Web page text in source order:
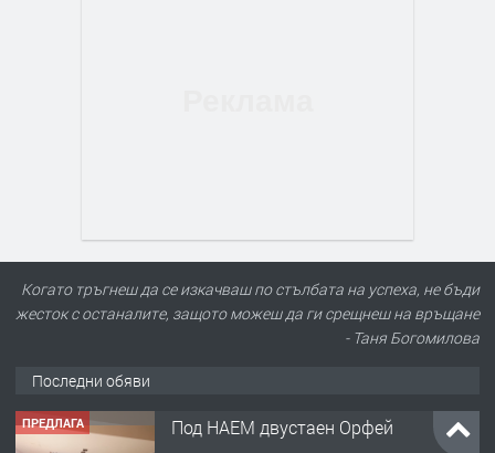
Когато тръгнеш да се изкачваш по стълбата на успеха, не бъди
жесток с останалите, защото можеш да ги срещнеш на връщане
- Таня Богомилова
Последни обяви
ПРЕДЛАГА Под НАЕМ двустаен Орфей